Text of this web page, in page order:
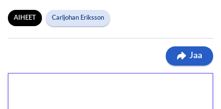
AIHEET Carljohan Eriksson
Jaa